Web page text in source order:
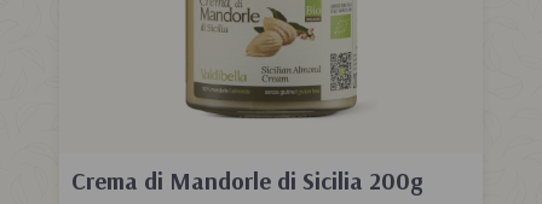
Crema di Mandorle di Sicilia 200g